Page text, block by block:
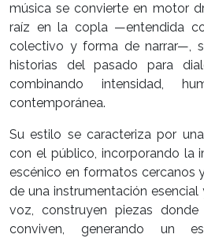
música se convierte en motor
raíz en la copla —entendida
colectivo y forma de narrar—,
historias del pasado para
combinando intensidad,
contemporánea.
Su estilo se caracteriza por
con el público, incorporando la
escénico en formatos cercanos
de una instrumentación
voz, construyen piezas
conviven, generando un